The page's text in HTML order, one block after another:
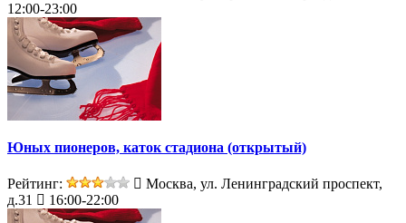
12:00-23:00
Юных пионеров, каток стадиона (открытый)
Рейтинг:
Москва, ул. Ленинградский проспект,
д.31
16:00-22:00